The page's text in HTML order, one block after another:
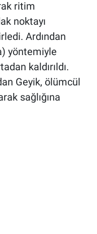
ritim
noktayı
Ardından
yöntemiyle
kaldırıldı.
Geyik, ölümcül
sağlığına